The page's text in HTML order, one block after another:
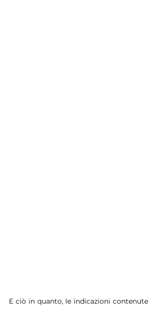
E ciò in quanto, le indicazioni contenute